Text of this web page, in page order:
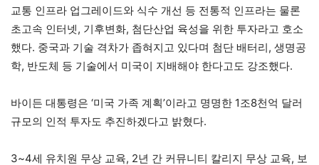
교통 인프라 업그레이드와 식수 개선 등 전통적 인프라는 물론
초고속 인터넷, 기후변화, 첨단산업 육성을 위한 투자라고 호소
했다. 중국과 기술 격차가 좁혀지고 있다며 첨단 배터리, 생명공
학, 반도체 등 기술에서 미국이 지배해야 한다고도 강조했다.
바이든 대통령은 ‘미국 가족 계획’이라고 명명한 1조8천억 달러
규모의 인적 투자도 추진하겠다고 밝혔다.
3~4세 유치원 무상 교육, 2년 간 커뮤니티 칼리지 무상 교육, 보